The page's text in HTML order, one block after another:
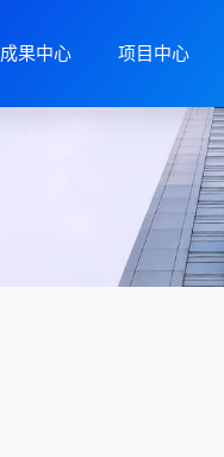
成果中心 项目中心